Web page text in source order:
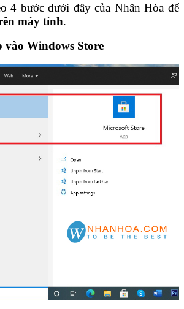
4 bước dưới đây của Nhân Hòa để
máy tính.
vào Windows Store